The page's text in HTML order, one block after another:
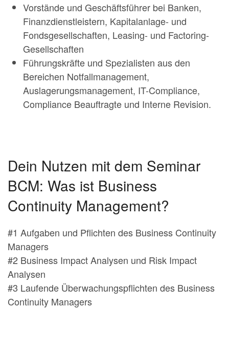
Vorstände und Geschäftsführer bei Banken,
Finanzdienstleistern, Kapitalanlage- und
Fondsgesellschaften, Leasing- und Factoring-
Gesellschaften
Führungskräfte und Spezialisten aus den
Bereichen Notfallmanagement,
Auslagerungsmanagement, IT-Compliance,
Compliance Beauftragte und Interne Revision.
Dein Nutzen mit dem Seminar
BCM: Was ist Business
Continuity Management?
#1 Aufgaben und Pflichten des Business Continuity
Managers
#2 Business Impact Analysen und Risk Impact
Analysen
#3 Laufende Überwachungspflichten des Business
Continuity Managers